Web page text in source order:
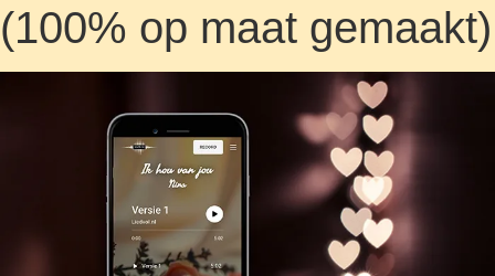
(100% op maat gemaakt)